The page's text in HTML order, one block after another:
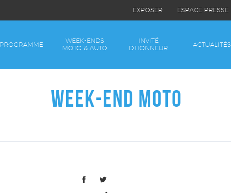
EXPOSER ESPACE PRESSE
PROGRAMME
WEEK-ENDS
MOTO & AUTO
INVITÉ
D’HONNEUR
ACTUALITÉS
WEEK-END MOTO